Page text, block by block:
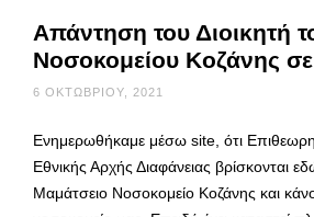
Απάντηση του Διοικητή
Νοσοκομείου Κοζάνης
6 ΟΚΤΩΒΡΊΟΥ, 2021
Ενημερωθήκαμε μέσω site, ότι
Εθνικής Αρχής Διαφάνειας βρίσκονται
Μαμάτσειο Νοσοκομείο Κοζάνης και